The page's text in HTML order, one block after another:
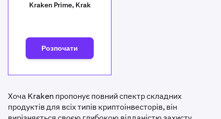
Kraken Prime, Krak
Розпочати
Хоча Kraken пропонує повний спектр складних
продуктів для всіх типів криптоінвесторів, він